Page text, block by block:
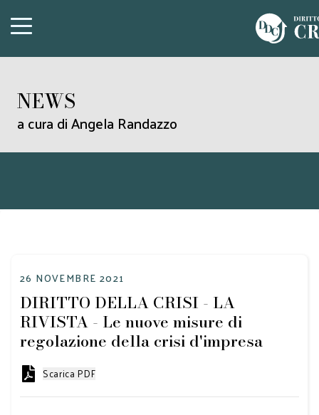
NEWS
a cura di Angela Randazzo
26 NOVEMBRE 2021
DIRITTO DELLA CRISI - LA
RIVISTA - Le nuove misure di
regolazione della crisi d'impresa
Scarica PDF